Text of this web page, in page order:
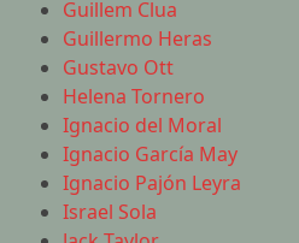
Guillem Clua
Guillermo Heras
Gustavo Ott
Helena Tornero
Ignacio del Moral
Ignacio García May
Ignacio Pajón Leyra
Israel Sola